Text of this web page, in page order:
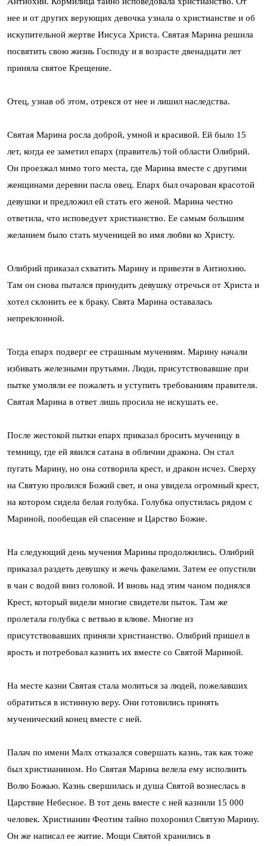
нее и от других верующих девочка узнала о христианстве и об
искупительной жертве Иисуса Христа. Святая Марина решила
посвятить свою жизнь Господу и в возрасте двенадцати лет
приняла святое Крещение.
Отец, узнав об этом, отрекся от нее и лишил наследства.
Святая Марина росла доброй, умной и красивой. Ей было 15
лет, когда ее заметил епарх (правитель) той области Олибрий.
Он проезжал мимо того места, где Марина вместе с другими
женщинами деревни пасла овец. Епарх был очарован красотой
девушки и предложил ей стать его женой. Марина честно
ответила, что исповедует христианство. Ее самым большим
желанием было стать мученицей во имя любви ко Христу.
Олибрий приказал схватить Марину и привезти в Антиохию.
Там он снова пытался принудить девушку отречься от Христа и
хотел склонить ее к браку. Свята Марина оставалась
непреклонной.
Тогда епарх подверг ее страшным мучениям. Марину начали
избивать железными прутьями. Люди, присутствовавшие при
пытке умоляли ее пожалеть и уступить требованиям правителя.
Святая Марина в ответ лишь просила не искушать ее.
После жестокой пытки епарх приказал бросить мученицу в
темницу, где ей явился сатана в обличии дракона. Он стал
пугать Марину, но она сотворила крест, и дракон исчез. Сверху
на Святую пролился Божий свет, и она увидела огромный крест,
на котором сидела белая голубка. Голубка опустилась рядом с
Мариной, пообещав ей спасение и Царство Божие.
На следующий день мучения Марины продолжились. Олибрий
приказал раздеть девушку и жечь факелами. Затем ее опустили
в чан с водой вниз головой. И вновь над этим чаном поднялся
Крест, который видели многие свидетели пыток. Там же
пролетала голубка с ветвью в клюве. Многие из
присутствовавших приняли христианство. Олибрий пришел в
ярость и потребовал казнить их вместе со Святой Мариной.
На месте казни Святая стала молиться за людей, пожелавших
обратиться в истинную веру. Они готовились принять
мученический конец вместе с ней.
Палач по имени Малх отказался совершать казнь, так как тоже
был христианином. Но Святая Марина велела ему исполнить
Волю Божью. Казнь свершилась и душа Святой вознеслась в
Царствие Небесное. В тот день вместе с ней казнили 15 000
человек. Христианин Феотим тайно похоронил Святую Марину.
Он же написал ее житие. Мощи Святой хранились в